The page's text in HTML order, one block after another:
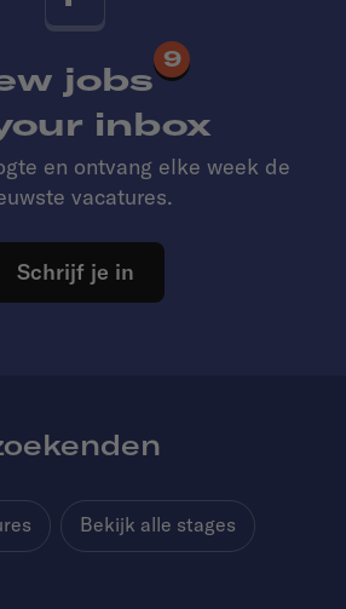
jobs
9
inbox
en ontvang elke week de
vacatures.
Schrijf je in
Bekijk alle stages